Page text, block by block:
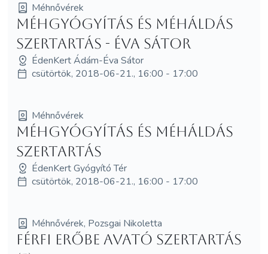
Méhnővérek
Méhgyógyítás és MéhÁldás
szertartás - Éva Sátor
ÉdenKert Ádám-Éva Sátor
csütörtök, 2018-06-21., 16:00 - 17:00
Méhnővérek
Méhgyógyítás és MéhÁldás
szertartás
ÉdenKert Gyógyító Tér
csütörtök, 2018-06-21., 16:00 - 17:00
Méhnővérek, Pozsgai Nikoletta
Férfi Erőbe Avató szertartás